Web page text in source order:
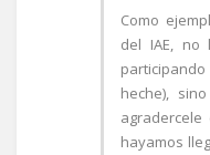
Como
del IAE, no
heche),
hayamos